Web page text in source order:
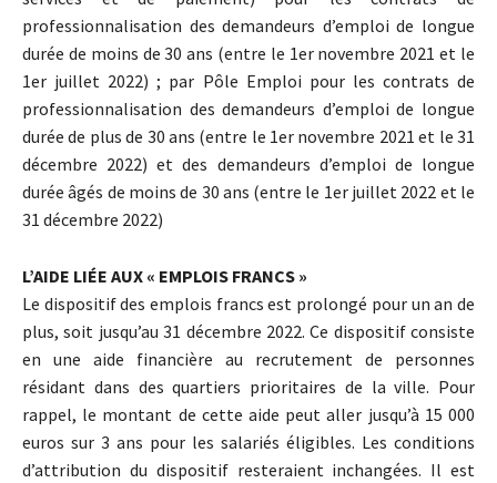
professionnalisation des demandeurs d’emploi de longue
durée de moins de 30 ans (entre le 1er novembre 2021 et le
1er juillet 2022) ; par Pôle Emploi pour les contrats de
professionnalisation des demandeurs d’emploi de longue
durée de plus de 30 ans (entre le 1er novembre 2021 et le 31
décembre 2022) et des demandeurs d’emploi de longue
durée âgés de moins de 30 ans (entre le 1er juillet 2022 et le
31 décembre 2022)
L’AIDE LIÉE AUX « EMPLOIS FRANCS »
Le dispositif des emplois francs est prolongé pour un an de
plus, soit jusqu’au 31 décembre 2022. Ce dispositif consiste
en une aide financière au recrutement de personnes
résidant dans des quartiers prioritaires de la ville. Pour
rappel, le montant de cette aide peut aller jusqu’à 15 000
euros sur 3 ans pour les salariés éligibles. Les conditions
d’attribution du dispositif resteraient inchangées. Il est